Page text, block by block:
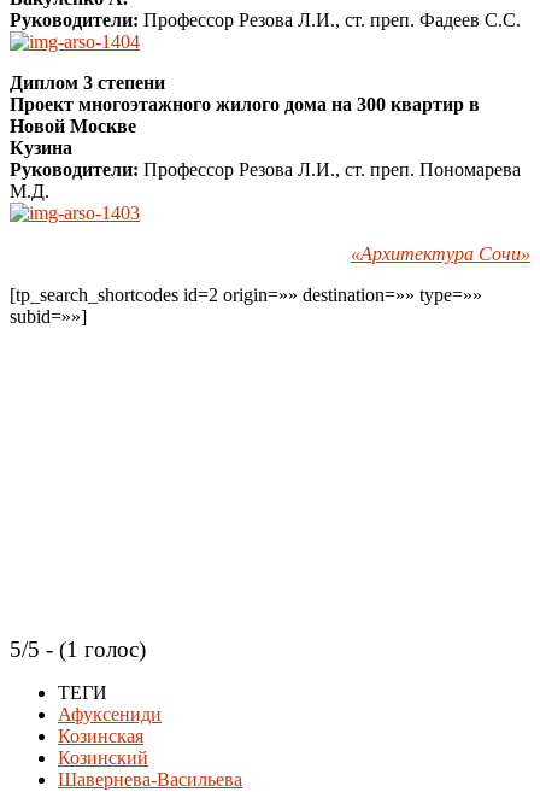
Руководители: Профессор Резова Л.И., ст. преп. Фадеев С.С.
Диплом 3 степени
Проект многоэтажного жилого дома на 300 квартир в
Новой Москве
Кузина
Руководители: Профессор Резова Л.И., ст. преп. Пономарева
М.Д.
«Архитектура Сочи»
[tp_search_shortcodes id=2 origin=»» destination=»» type=»»
subid=»»]
5/5 - (1 голос)
ТЕГИ
Афуксениди
Козинская
Козинский
Шавернева-Васильева